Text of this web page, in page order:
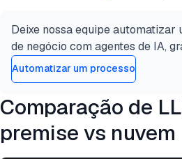
Deixe nossa equipe automatizar
de negócio com agentes de IA,
Automatizar um processo
Comparação de
premise vs nuvem